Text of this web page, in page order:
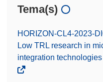
Tema(s)
HORIZON-CL4-2023-
Low TRL research in
integration